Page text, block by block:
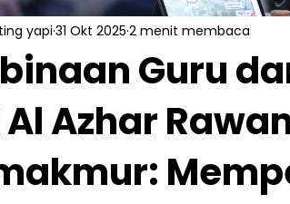
Guru
Al Azhar
yapi 31 Okt 2025 2 menit membaca